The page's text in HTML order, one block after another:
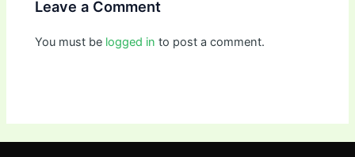
Leave a Comment
You must be logged in to post a comment.